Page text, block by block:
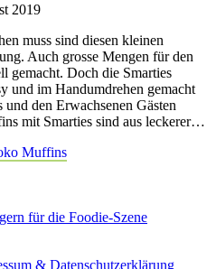
2019
muss sind diesen kleinen
Auch grosse Mengen für den
gemacht. Doch die Smarties
und im Handumdrehen gemacht
den Erwachsenen Gästen
mit Smarties sind aus leckerer…
Muffins
& Datenschutzerklärung